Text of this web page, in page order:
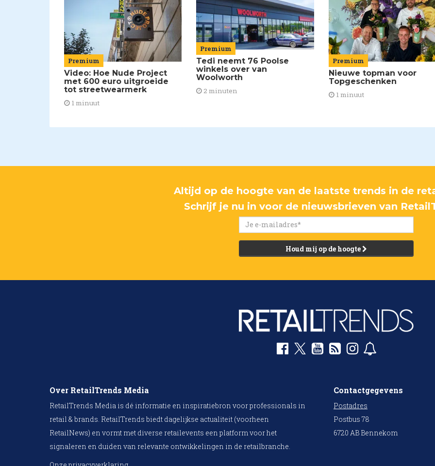
Premium
Video: Hoe Nude Project
met 600 euro uitgroeide
tot streetwearmerk
1 minuut
Premium
Tedi neemt 76 Poolse
winkels over van
Woolworth
2 minuten
Premium
Nieuwe topman voor
Topgeschenken
1 minuut
Altijd op de hoogte van de laatste trends in de
Schrijf je nu in voor de nieuwsbrieven van
Houd mij op de hoogte
Over RetailTrends Media
RetailTrends Media is dé informatie en inspiratiebron voor professionals in
retail & brands. RetailTrends biedt dagelijkse actualiteit (voorheen
RetailNews) en vormt met diverse retailevents een platform voor het
signaleren en duiden van relevante ontwikkelingen in de retailbranche.
Contactgegevens
Postadres
Postbus 78
6720 AB Bennekom